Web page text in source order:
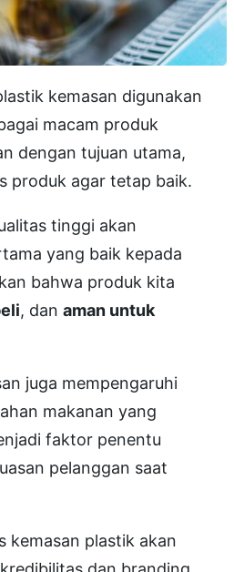
kemasan digunakan
macam produk
dengan tujuan utama,
produk agar tetap baik.
tinggi akan
yang baik kepada
bahwa produk kita
, dan aman untuk
juga mempengaruhi
makanan yang
faktor penentu
pelanggan saat
kemasan plastik akan